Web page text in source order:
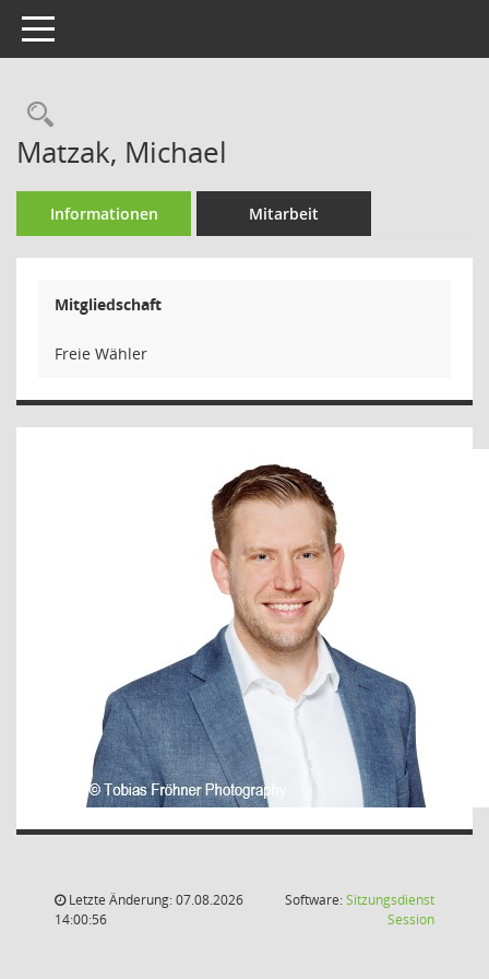
Toggle navigation
Rechercheauswahl
Matzak, Michael
Informationen Mitarbeit
Mitgliedschaft
Freie Wähler
Letzte Änderung: 07.08.2026
14:00:56
Software:Sitzungsdienst
Session(Wird in